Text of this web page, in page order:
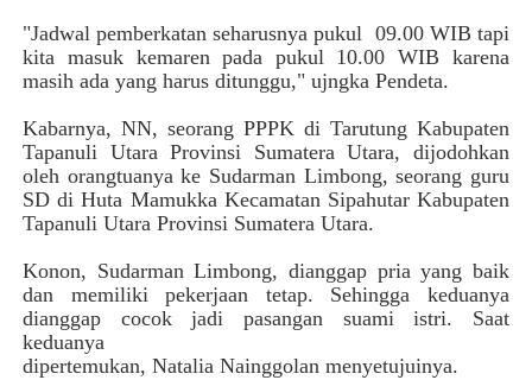
"Jadwal pemberkatan seharusnya pukul 09.00 WIB tapi
kita masuk kemaren pada pukul 10.00 WIB karena
masih ada yang harus ditunggu," ujngka Pendeta.
Kabarnya, NN, seorang PPPK di Tarutung Kabupaten
Tapanuli Utara Provinsi Sumatera Utara, dijodohkan
oleh orangtuanya ke Sudarman Limbong, seorang guru
SD di Huta Mamukka Kecamatan Sipahutar Kabupaten
Tapanuli Utara Provinsi Sumatera Utara.
Konon, Sudarman Limbong, dianggap pria yang baik
dan memiliki pekerjaan tetap. Sehingga keduanya
dianggap cocok jadi pasangan suami istri. Saat
keduanya
dipertemukan, Natalia Nainggolan menyetujuinya.